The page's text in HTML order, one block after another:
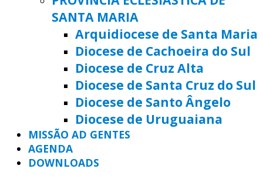
SANTA MARIA
Arquidiocese de Santa Maria
Diocese de Cachoeira do Sul
Diocese de Cruz Alta
Diocese de Santa Cruz do Sul
Diocese de Santo Ângelo
Diocese de Uruguaiana
MISSÃO AD GENTES
AGENDA
DOWNLOADS